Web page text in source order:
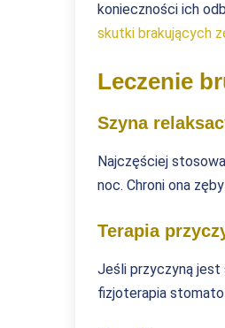
konieczności ich
skutki brakujących
Leczenie
Szyna
Najczęściej
noc. Chroni ona
Terapia
Jeśli przyczyną jest
fizjoterapia